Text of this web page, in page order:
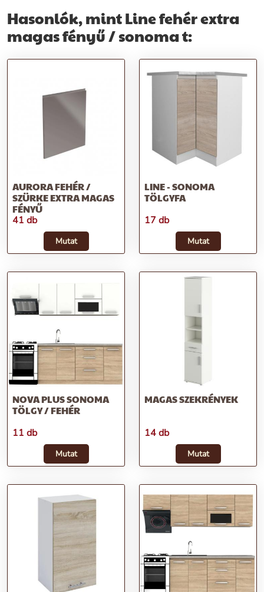
Hasonlók, mint Line fehér extra
magas fényű / sonoma t:
AURORA FEHÉR /
SZÜRKE EXTRA MAGAS
FÉNYŰ
41 db
Mutat
LINE - SONOMA
TÖLGYFA
17 db
Mutat
NOVA PLUS SONOMA
TÖLGY / FEHÉR
11 db
Mutat
MAGAS SZEKRÉNYEK
14 db
Mutat